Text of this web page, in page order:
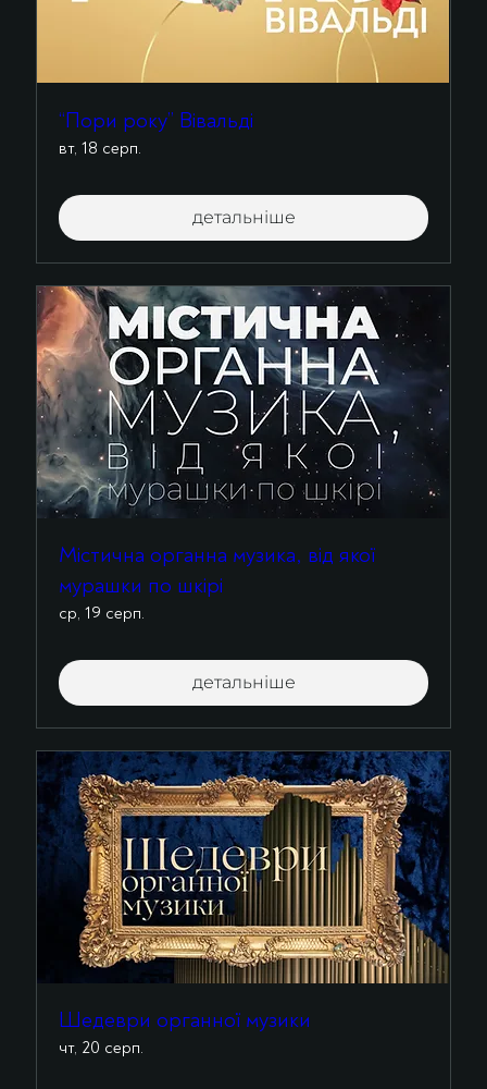
“Пори року” Вівальді
вт, 18 серп.
детальніше
Містична органна музика, від якої
мурашки по шкірі
ср, 19 серп.
детальніше
Шедеври органної музики
чт, 20 серп.